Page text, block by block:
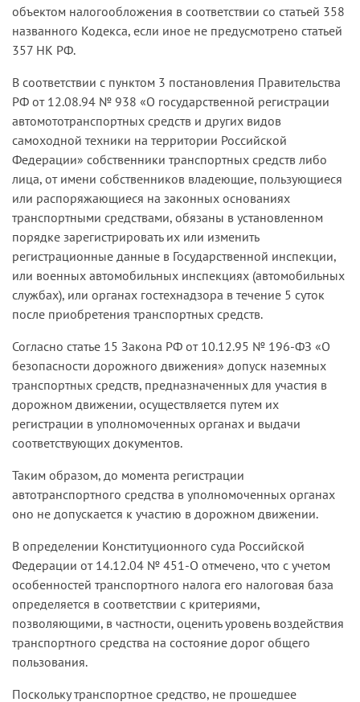
объектом налогообложения в соответствии со статьей 358
названного Кодекса, если иное не предусмотрено статьей
357 НК РФ.
В соответствии с пунктом 3 постановления Правительства
РФ от 12.08.94 № 938 «О государственной регистрации
автомототранспортных средств и других видов
самоходной техники на территории Российской
Федерации» собственники транспортных средств либо
лица, от имени собственников владеющие, пользующиеся
или распоряжающиеся на законных основаниях
транспортными средствами, обязаны в установленном
порядке зарегистрировать их или изменить
регистрационные данные в Государственной инспекции,
или военных автомобильных инспекциях (автомобильных
службах), или органах гостехнадзора в течение 5 суток
после приобретения транспортных средств.
Согласно статье 15 Закона РФ от 10.12.95 № 196-ФЗ «О
безопасности дорожного движения» допуск наземных
транспортных средств, предназначенных для участия в
дорожном движении, осуществляется путем их
регистрации в уполномоченных органах и выдачи
соответствующих документов.
Таким образом, до момента регистрации
автотранспортного средства в уполномоченных органах
оно не допускается к участию в дорожном движении.
В определении Конституционного суда Российской
Федерации от 14.12.04 № 451-О отмечено, что с учетом
особенностей транспортного налога его налоговая база
определяется в соответствии с критериями,
позволяющими, в частности, оценить уровень воздействия
транспортного средства на состояние дорог общего
пользования.
Поскольку транспортное средство, не прошедшее